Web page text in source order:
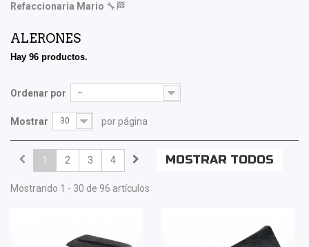
Refaccionaria Mario 🔧🏁
ALERONES
Hay 96 productos.
Ordenar por --
Mostrar 30 por página
MOSTRAR TODOS
1 2 3 4
Mostrando 1 - 30 de 96 artículos